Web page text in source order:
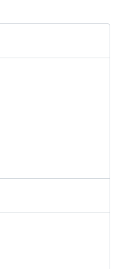
1922 - ?
[1920?]
?
?
- 1939